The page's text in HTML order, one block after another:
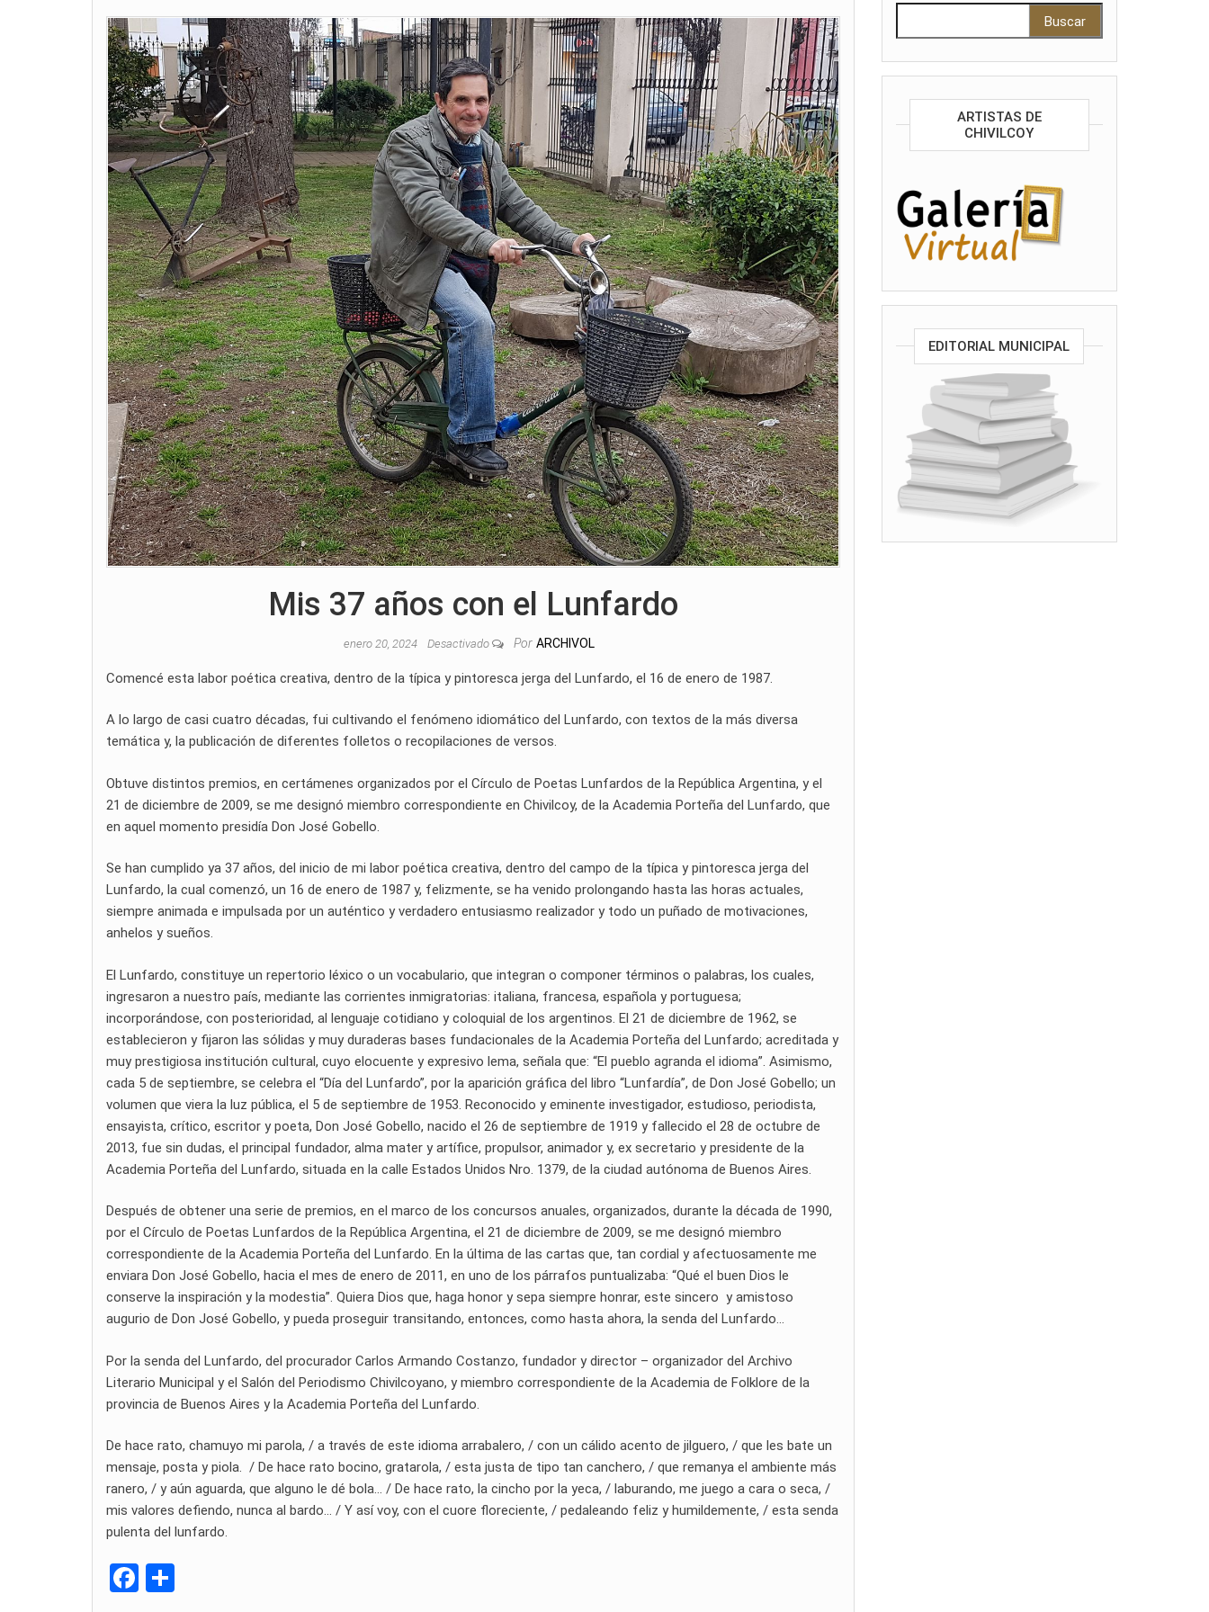
Mis 37 años con el Lunfardo
enero 20, 2024 Desactivado Por ARCHIVOL
Comencé esta labor poética creativa, dentro de la típica y pintoresca jerga del Lunfardo, el 16 de enero de 1987.
A lo largo de casi cuatro décadas, fui cultivando el fenómeno idiomático del Lunfardo, con textos de la más diversa
temática y, la publicación de diferentes folletos o recopilaciones de versos.
Obtuve distintos premios, en certámenes organizados por el Círculo de Poetas Lunfardos de la República Argentina, y el
21 de diciembre de 2009, se me designó miembro correspondiente en Chivilcoy, de la Academia Porteña del Lunfardo, que
en aquel momento presidía Don José Gobello.
Se han cumplido ya 37 años, del inicio de mi labor poética creativa, dentro del campo de la típica y pintoresca jerga del
Lunfardo, la cual comenzó, un 16 de enero de 1987 y, felizmente, se ha venido prolongando hasta las horas actuales,
siempre animada e impulsada por un auténtico y verdadero entusiasmo realizador y todo un puñado de motivaciones,
anhelos y sueños.
El Lunfardo, constituye un repertorio léxico o un vocabulario, que integran o componer términos o palabras, los cuales,
ingresaron a nuestro país, mediante las corrientes inmigratorias: italiana, francesa, española y portuguesa;
incorporándose, con posterioridad, al lenguaje cotidiano y coloquial de los argentinos. El 21 de diciembre de 1962, se
establecieron y fijaron las sólidas y muy duraderas bases fundacionales de la Academia Porteña del Lunfardo; acreditada y
muy prestigiosa institución cultural, cuyo elocuente y expresivo lema, señala que: “El pueblo agranda el idioma”. Asimismo,
cada 5 de septiembre, se celebra el “Día del Lunfardo”, por la aparición gráfica del libro “Lunfardía”, de Don José Gobello; un
volumen que viera la luz pública, el 5 de septiembre de 1953. Reconocido y eminente investigador, estudioso, periodista,
ensayista, crítico, escritor y poeta, Don José Gobello, nacido el 26 de septiembre de 1919 y fallecido el 28 de octubre de
2013, fue sin dudas, el principal fundador, alma mater y artífice, propulsor, animador y, ex secretario y presidente de la
Academia Porteña del Lunfardo, situada en la calle Estados Unidos Nro. 1379, de la ciudad autónoma de Buenos Aires.
Después de obtener una serie de premios, en el marco de los concursos anuales, organizados, durante la década de 1990,
por el Círculo de Poetas Lunfardos de la República Argentina, el 21 de diciembre de 2009, se me designó miembro
correspondiente de la Academia Porteña del Lunfardo. En la última de las cartas que, tan cordial y afectuosamente me
enviara Don José Gobello, hacia el mes de enero de 2011, en uno de los párrafos puntualizaba: “Qué el buen Dios le
conserve la inspiración y la modestia”. Quiera Dios que, haga honor y sepa siempre honrar, este sincero y amistoso
augurio de Don José Gobello, y pueda proseguir transitando, entonces, como hasta ahora, la senda del Lunfardo…
Por la senda del Lunfardo, del procurador Carlos Armando Costanzo, fundador y director – organizador del Archivo
Literario Municipal y el Salón del Periodismo Chivilcoyano, y miembro correspondiente de la Academia de Folklore de la
provincia de Buenos Aires y la Academia Porteña del Lunfardo.
De hace rato, chamuyo mi parola, / a través de este idioma arrabalero, / con un cálido acento de jilguero, / que les bate un
mensaje, posta y piola. / De hace rato bocino, gratarola, / esta justa de tipo tan canchero, / que remanya el ambiente más
ranero, / y aún aguarda, que alguno le dé bola… / De hace rato, la cincho por la yeca, / laburando, me juego a cara o seca, /
mis valores defiendo, nunca al bardo… / Y así voy, con el cuore floreciente, / pedaleando feliz y humildemente, / esta senda
pulenta del lunfardo.
F
ARTISTAS DE
CHIVILCOY
EDITORIAL MUNICIPAL